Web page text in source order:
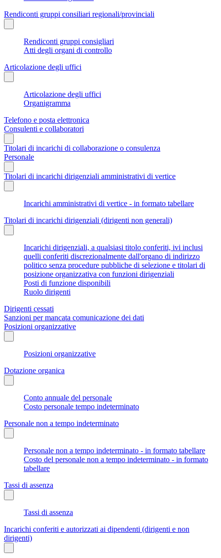
Rendiconti gruppi consiliari regionali/provinciali
Rendiconti gruppi consigliari
Atti degli organi di controllo
Articolazione degli uffici
Articolazione degli uffici
Organigramma
Telefono e posta elettronica
Consulenti e collaboratori
Titolari di incarichi di collaborazione o consulenza
Personale
Titolari di incarichi dirigenziali amministrativi di vertice
Incarichi amministrativi di vertice - in formato tabellare
Titolari di incarichi dirigenziali (dirigenti non generali)
Incarichi dirigenziali, a qualsiasi titolo conferiti, ivi inclusi
quelli conferiti discrezionalmente dall'organo di indirizzo
politico senza procedure pubbliche di selezione e titolari di
posizione organizzativa con funzioni dirigenziali
Posti di funzione disponibili
Ruolo dirigenti
Dirigenti cessati
Sanzioni per mancata comunicazione dei dati
Posizioni organizzative
Posizioni organizzative
Dotazione organica
Conto annuale del personale
Costo personale tempo indeterminato
Personale non a tempo indeterminato
Personale non a tempo indeterminato - in formato tabellare
Costo del personale non a tempo indeterminato - in formato
tabellare
Tassi di assenza
Tassi di assenza
Incarichi conferiti e autorizzati ai dipendenti (dirigenti e non
dirigenti)